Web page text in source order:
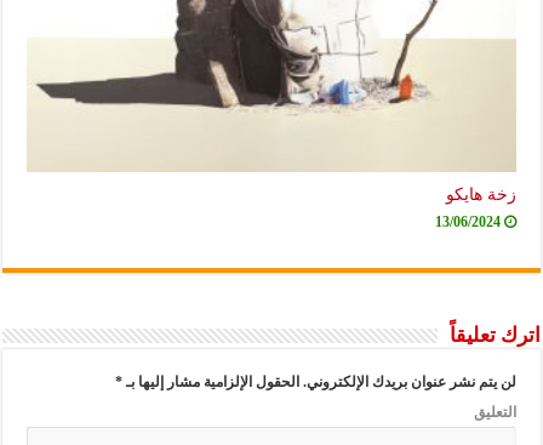
زخة هايكو
13/06/2024
اترك تعليقاً
لن يتم نشر عنوان بريدك الإلكتروني. الحقول الإلزامية مشار إليها بـ*
التعليق